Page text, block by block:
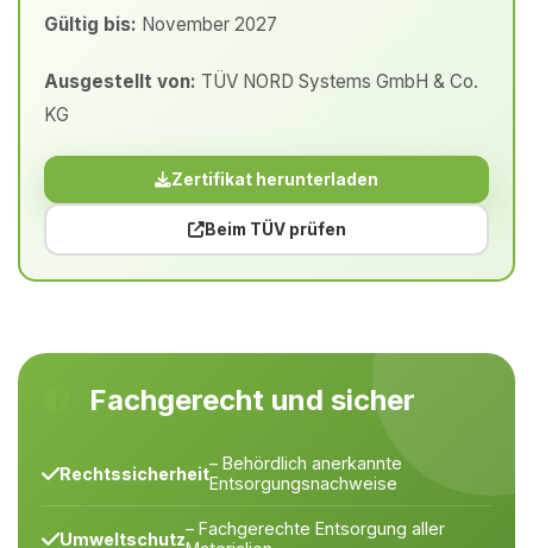
Gültig bis: November 2027
Ausgestellt von: TÜV NORD Systems GmbH & Co.
KG
Zertifikat herunterladen
Beim TÜV prüfen
Fachgerecht und sicher
Rechtssicherheit– Behördlich anerkannte
Entsorgungsnachweise
Umweltschutz– Fachgerechte Entsorgung aller